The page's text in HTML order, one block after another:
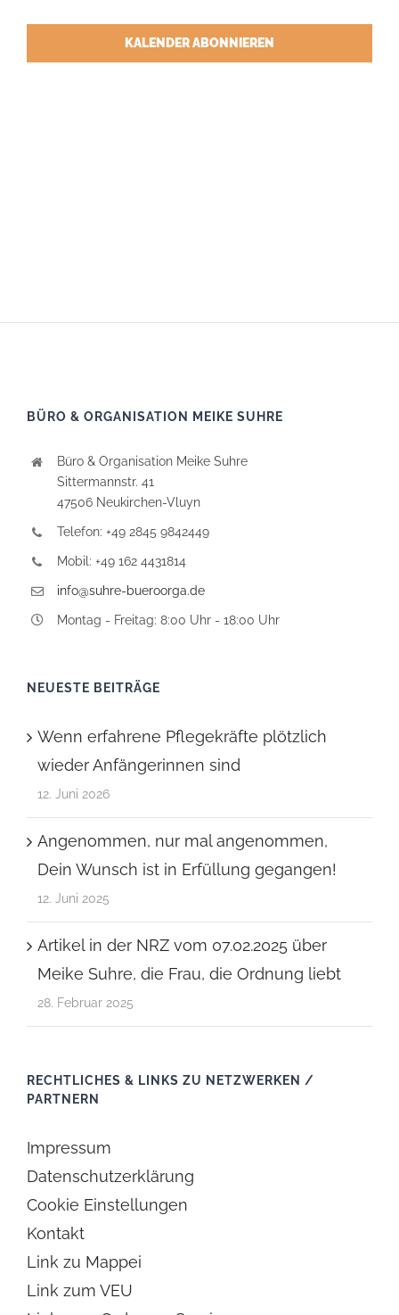
KALENDER ABONNIEREN
BÜRO & ORGANISATION MEIKE SUHRE
Büro & Organisation Meike Suhre
Sittermannstr. 41
47506 Neukirchen-Vluyn
Telefon: +49 2845 9842449
Mobil: +49 162 4431814
info@suhre-bueroorga.de
Montag - Freitag: 8:00 Uhr - 18:00 Uhr
NEUESTE BEITRÄGE
Wenn erfahrene Pflegekräfte plötzlich
wieder Anfängerinnen sind
12. Juni 2026
Angenommen, nur mal angenommen,
Dein Wunsch ist in Erfüllung gegangen!
12. Juni 2025
Artikel in der NRZ vom 07.02.2025 über
Meike Suhre, die Frau, die Ordnung liebt
28. Februar 2025
RECHTLICHES & LINKS ZU NETZWERKEN /
PARTNERN
Impressum
Datenschutzerklärung
Cookie Einstellungen
Kontakt
Link zu Mappei
Link zum VEU